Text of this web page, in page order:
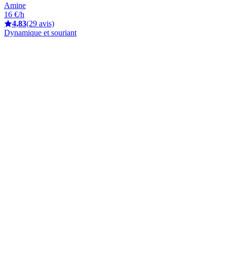
Amine
16 €/h
4,83(29 avis)
Dynamique et souriant